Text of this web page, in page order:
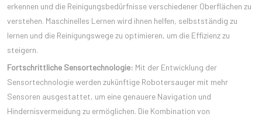
erkennen und die Reinigungsbedürfnisse verschiedener Oberflächen zu
verstehen. Maschinelles Lernen wird ihnen helfen, selbstständig zu
lernen und die Reinigungswege zu optimieren, um die Effizienz zu
steigern.
Fortschrittliche Sensortechnologie: Mit der Entwicklung der
Sensortechnologie werden zukünftige Robotersauger mit mehr
Sensoren ausgestattet, um eine genauere Navigation und
Hindernisvermeidung zu ermöglichen. Die Kombination von